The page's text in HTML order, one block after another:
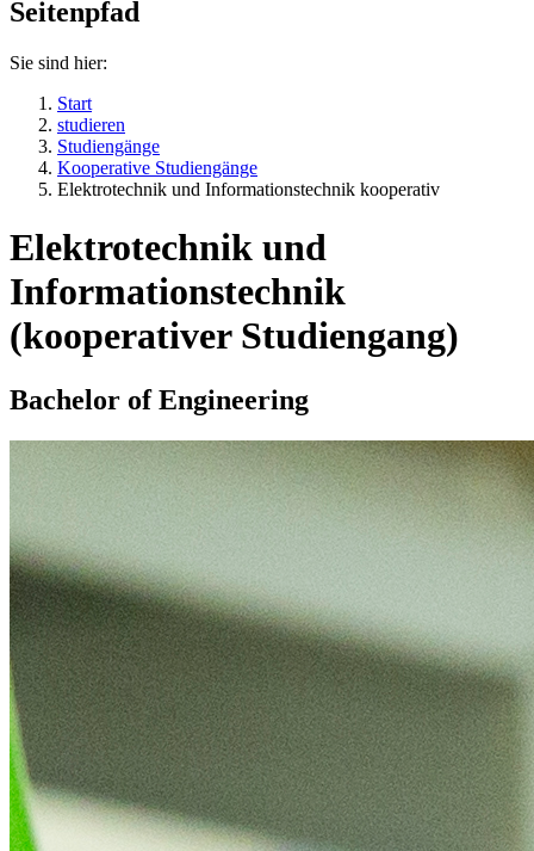
Seitenpfad
Sie sind hier:
Start
studieren
Studiengänge
Kooperative Studiengänge
Elektrotechnik und Informationstechnik kooperativ
Elektrotechnik und
Informationstechnik
(kooperativer Studiengang)
Bachelor of Engineering